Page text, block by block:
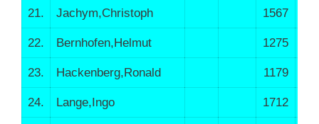
21. Jachym,Christoph 1567
22. Bernhofen,Helmut 1275
23. Hackenberg,Ronald 1179
24. Lange,Ingo 1712